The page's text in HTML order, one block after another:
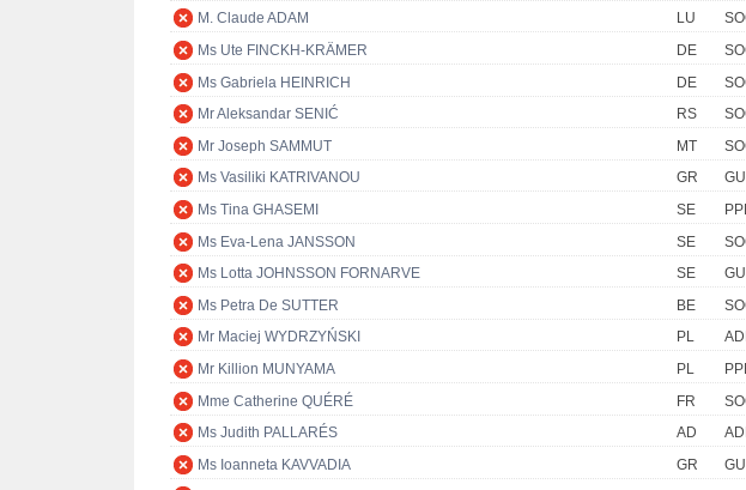
M. Claude ADAM
LU
Ms Ute FINCKH-KRÄMER
DE
Ms Gabriela HEINRICH
DE
Mr Aleksandar SENIĆ
RS
Mr Joseph SAMMUT
MT
Ms Vasiliki KATRIVANOU
GR
Ms Tina GHASEMI
SE
Ms Eva-Lena JANSSON
SE
Ms Lotta JOHNSSON FORNARVE
SE
Ms Petra De SUTTER
BE
Mr Maciej WYDRZYŃSKI
PL
Mr Killion MUNYAMA
PL
Mme Catherine QUÉRÉ
FR
Ms Judith PALLARÉS
AD
Ms Ioanneta KAVVADIA
GR